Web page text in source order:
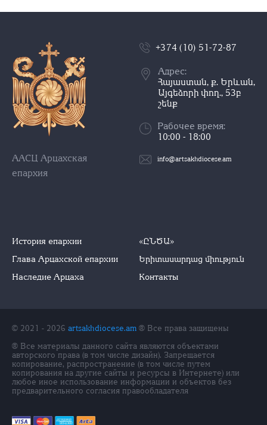
ААСЦ Арцахская
епархия
История епархии
Глава Арцахской епархии
Наследие Арцаха
«ԸՆԾԱ»
Երիտասարդաց միություն
Контакты
+374 (10) 51-72-87
Адрес:
Հայաստան, ք. Երևան,
Այգեձորի փող., 53բ
շենք
Рабочее время:
10:00 - 18:00
info@artsakhdiocese.am
© 2021 - 2026 artsakhdiocese.am ® Все права защищены
® Все материалы данного сайта являются объектами
авторского права (в том числе дизайн). Запрещается
копирование, распространение (в том числе путем
копирования на другие сайты и ресурсы в Интернете) или
любое иное использование информации и объектов без
предварительного согласия правообладателя